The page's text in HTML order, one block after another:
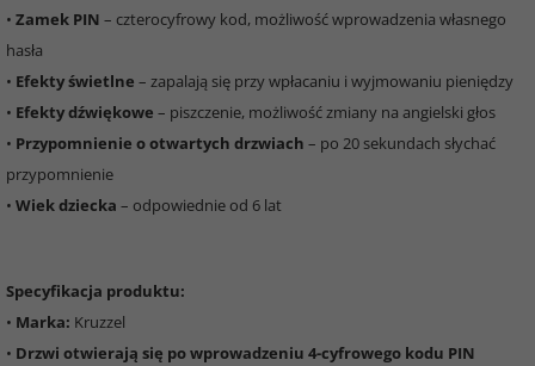
• Zamek PIN – czterocyfrowy kod, możliwość wprowadzenia własnego
hasła
• Efekty świetlne – zapalają się przy wpłacaniu i wyjmowaniu pieniędzy
• Efekty dźwiękowe – piszczenie, możliwość zmiany na angielski głos
• Przypomnienie o otwartych drzwiach – po 20 sekundach słychać
przypomnienie
• Wiek dziecka – odpowiednie od 6 lat
Specyfikacja produktu:
• Marka: Kruzzel
• Drzwi otwierają się po wprowadzeniu 4-cyfrowego kodu PIN